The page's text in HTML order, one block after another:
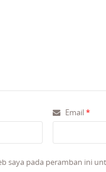
Email *
saya pada peramban ini